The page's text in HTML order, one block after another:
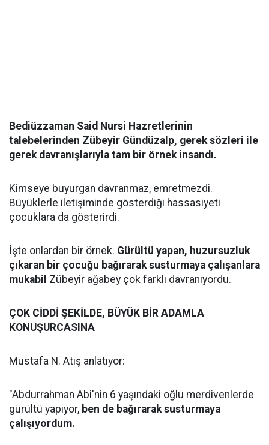
Bediüzzaman Said Nursi Hazretlerinin
talebelerinden Zübeyir Gündüzalp, gerek sözleri ile
gerek davranışlarıyla tam bir örnek insandı.
Kimseye buyurgan davranmaz, emretmezdi.
Büyüklerle iletişiminde gösterdiği hassasiyeti
çocuklara da gösterirdi.
İşte onlardan bir örnek. Gürültü yapan, huzursuzluk
çıkaran bir çocuğu bağırarak susturmaya çalışanlara
mukabil Zübeyir ağabey çok farklı davranıyordu.
ÇOK CİDDİ ŞEKİLDE, BÜYÜK BİR ADAMLA
KONUŞURCASINA
Mustafa N. Atış anlatıyor:
"Abdurrahman Abi'nin 6 yaşındaki oğlu merdivenlerde
gürültü yapıyor, ben de bağırarak susturmaya
çalışıyordum.